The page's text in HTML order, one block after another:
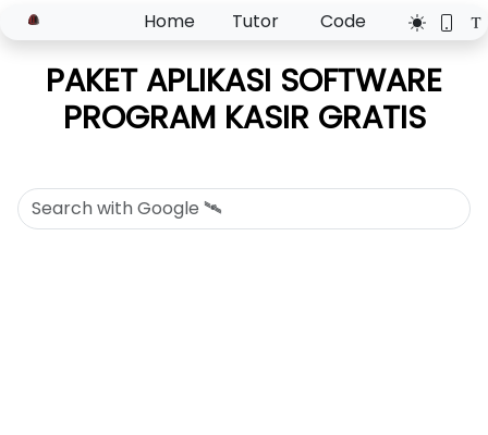
Home Tutor Code
PAKET APLIKASI SOFTWARE
PROGRAM KASIR GRATIS